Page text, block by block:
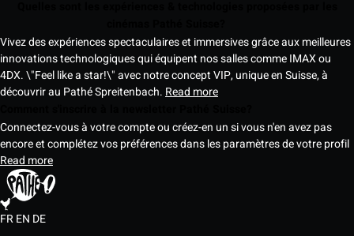
Vivez des expériences spectaculaires et immersives grâce aux meilleures
innovations technologiques qui équipent nos salles comme IMAX ou
4DX. \"Feel like a star!\" avec notre concept VIP, unique en Suisse, à
découvrir au Pathé Spreitenbach. Read more
Connectez-vous à votre compte ou créez-en un si vous n'en avez pas
encore et complétez vos préférences dans les paramètres de votre profil
Read more
FREN DE